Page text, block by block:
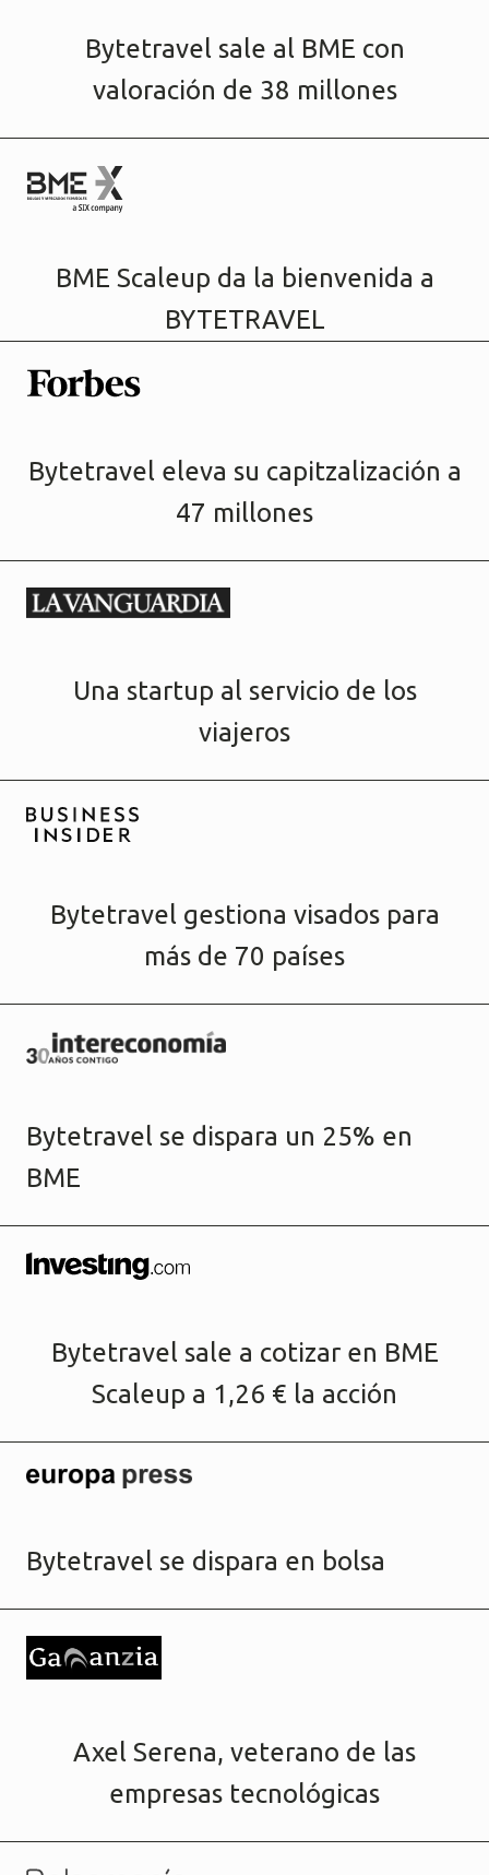
Bytetravel sale al BME con
valoración de 38 millones
BME Scaleup da la bienvenida a
BYTETRAVEL
Bytetravel eleva su capitzalización a
47 millones
Una startup al servicio de los
viajeros
Bytetravel gestiona visados para
más de 70 países
Bytetravel se dispara un 25% en
BME
Bytetravel sale a cotizar en BME
Scaleup a 1,26 € la acción
Bytetravel se dispara en bolsa
Axel Serena, veterano de las
empresas tecnológicas